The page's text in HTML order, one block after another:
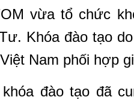
vừatổ chức
Khóa đào tạo
Nam phối hợp
đào tạo đã